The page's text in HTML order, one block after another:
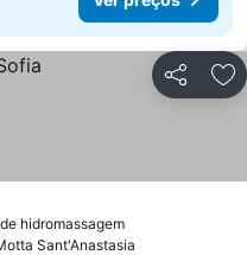
Partilhar
hidromassagem
Sant'Anastasia